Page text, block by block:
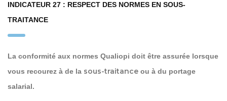
INDICATEUR 27 : RESPECT DES NORMES EN SOUS-
TRAITANCE
La conformité aux normes Qualiopi doit être assurée lorsque
vous recourez à de la sous-traitance ou à du portage
salarial.